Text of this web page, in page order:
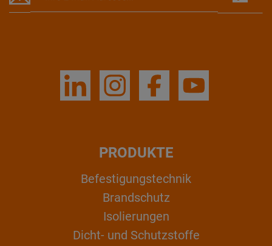
PRODUKTE
Befestigungstechnik
Brandschutz
Isolierungen
Dicht- und Schutzstoffe